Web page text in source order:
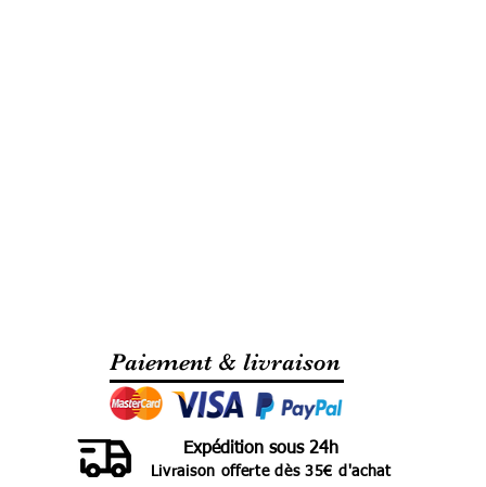
Paiement & livraison
Livraison offerte dès 35€ d'achat
Expédition sous 24h